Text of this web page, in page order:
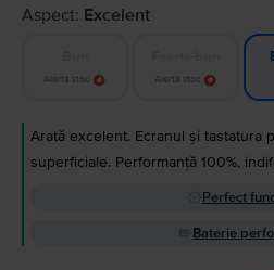
Aspect: Excelent
Alertă stoc Alertă stoc
Arată excelent. Ecranul și tastatura
superficiale. Performanță 100%,
Perfect
Baterie